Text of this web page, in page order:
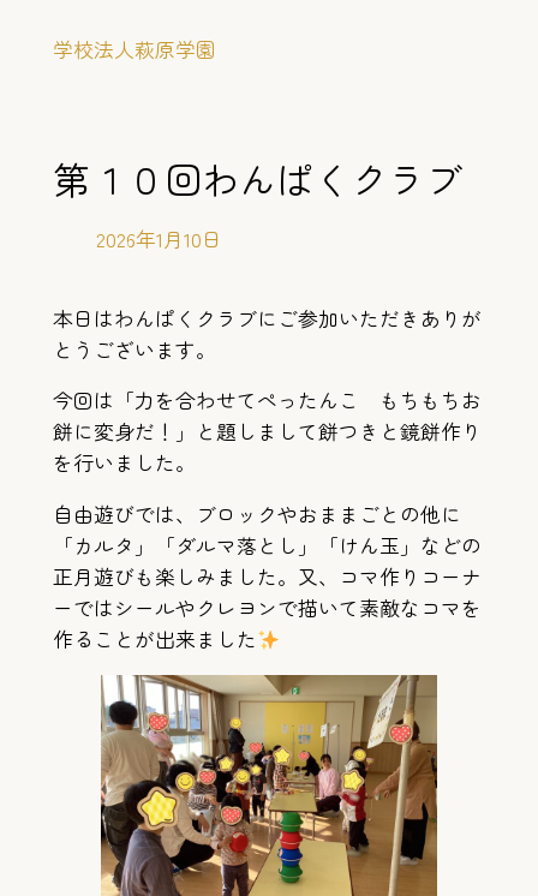
学校法人萩原学園
第１０回わんぱくクラブ
2026年1月10日
本日はわんぱくクラブにご参加いただきありが
とうございます。
今回は「力を合わせてぺったんこ もちもちお
餅に変身だ！」と題しまして餅つきと鏡餅作り
を行いました。
自由遊びでは、ブロックやおままごとの他に
「カルタ」「ダルマ落とし」「けん玉」などの
正月遊びも楽しみました。又、コマ作りコーナ
ーではシールやクレヨンで描いて素敵なコマを
作ることが出来ました